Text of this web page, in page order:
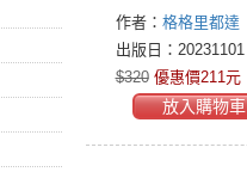
作者： 格格里都達
(Gergely Dudás)
出版日：20231101
$320 優惠價211元
放入購物車